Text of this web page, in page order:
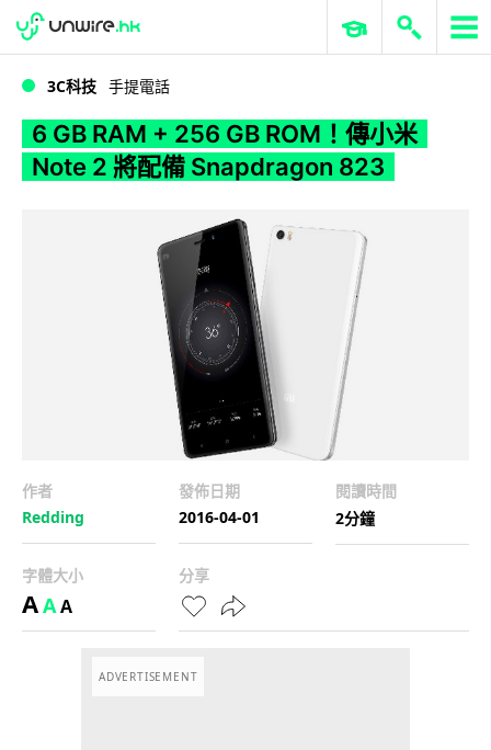
WWDC 2026 ERP 與商業 AI
3C科技 手提電話
6 GB RAM + 256 GB ROM！傳小米
Note 2 將配備 Snapdragon 823
作者
Redding
發佈日期
2016-04-01
閱讀時間
2分鐘
字體大小
AAA
分享
ADVERTISEMENT